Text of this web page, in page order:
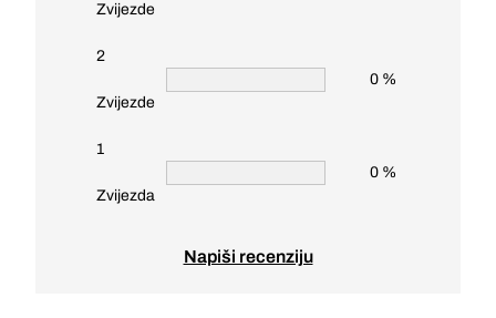
Zvijezde
2
Zvijezde
0 %
1
Zvijezda
0 %
Napiši recenziju